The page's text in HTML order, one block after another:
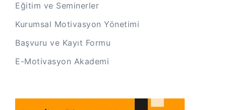
Eğitim ve Seminerler
Kurumsal Motivasyon Yönetimi
Başvuru ve Kayıt Formu
E-Motivasyon Akademi